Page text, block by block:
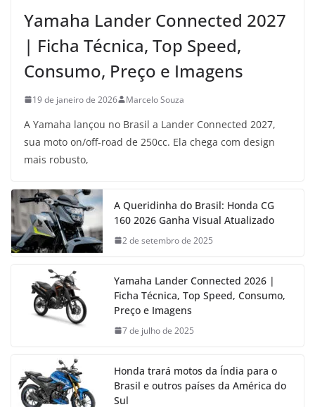
Yamaha Lander Connected 2027
| Ficha Técnica, Top Speed,
Consumo, Preço e Imagens
19 de janeiro de 2026 Marcelo Souza
A Yamaha lançou no Brasil a Lander Connected 2027,
sua moto on/off-road de 250cc. Ela chega com design
mais robusto,
A Queridinha do Brasil: Honda CG
160 2026 Ganha Visual Atualizado
2 de setembro de 2025
Yamaha Lander Connected 2026 |
Ficha Técnica, Top Speed, Consumo,
Preço e Imagens
7 de julho de 2025
Honda trará motos da Índia para o
Brasil e outros países da América do
Sul